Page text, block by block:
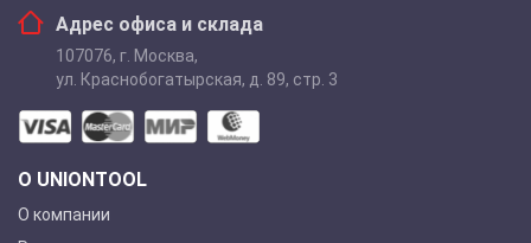
Адрес офиса и склада
107076, г. Москва,
ул. Краснобогатырская, д. 89, стр. 3
О UNIONTOOL
О компании